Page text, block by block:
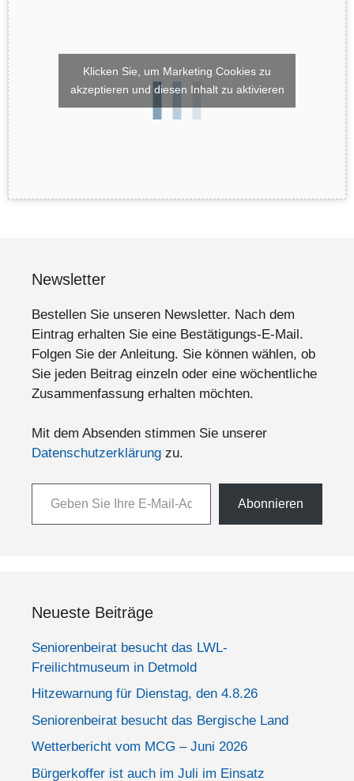
Klicken Sie, um Marketing Cookies zu
akzeptieren und diesen Inhalt zu aktivieren
Newsletter
Bestellen Sie unseren Newsletter. Nach dem
Eintrag erhalten Sie eine Bestätigungs-E-Mail.
Folgen Sie der Anleitung. Sie können wählen, ob
Sie jeden Beitrag einzeln oder eine wöchentliche
Zusammenfassung erhalten möchten.
Mit dem Absenden stimmen Sie unserer
Datenschutzerklärung zu.
Geben Sie Ihre E-Mail-Adresse ein ...
Abonnieren
Neueste Beiträge
Seniorenbeirat besucht das LWL-
Freilichtmuseum in Detmold
Hitzewarnung für Dienstag, den 4.8.26
Seniorenbeirat besucht das Bergische Land
Wetterbericht vom MCG – Juni 2026
Bürgerkoffer ist auch im Juli im Einsatz